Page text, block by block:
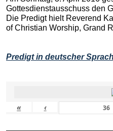
Gottesdienstausschuss den
Die Predigt hielt Reverend
of Christian Worship, Grand
Predigt in deutscher
« ‹